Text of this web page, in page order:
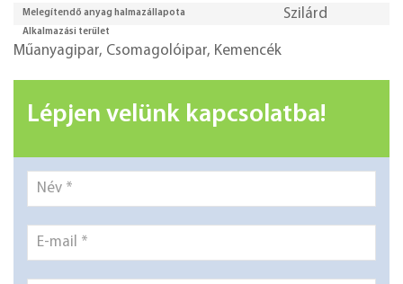
Melegítendő anyag halmazállapota Szilárd
Alkalmazási terület
Műanyagipar, Csomagolóipar, Kemencék
Lépjen velünk kapcsolatba!